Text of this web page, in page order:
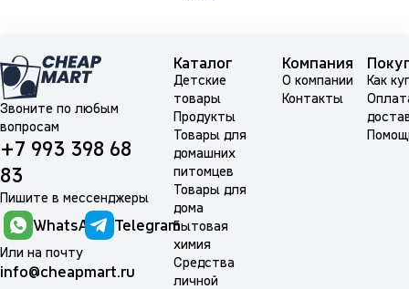
Звоните по любым
вопросам
+7 993 398 68
83
Пишите в мессенджеры
WhatsApp Telegram
Или на почту
info@cheapmart.ru
Каталог
Детские
товары
Продукты
Товары для
домашних
питомцев
Товары для
дома
Бытовая
химия
Средства
личной
Компания
О компании
Контакты
Как